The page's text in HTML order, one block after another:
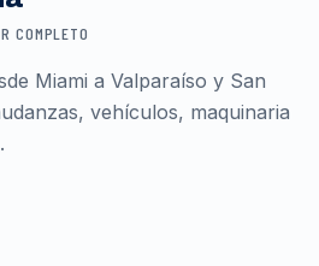
COMPLETO
Miami a Valparaíso y San
vehículos, maquinaria